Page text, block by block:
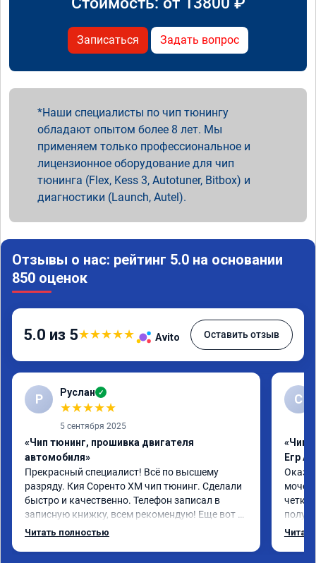
Записаться Задать вопрос
Наши специалисты по чип тюнингу
обладают опытом более 8 лет. Мы
применяем только профессиональное и
лицензионное оборудование для чип
тюнинга (Flex, Kess 3, Autotuner, Bitbox) и
диагностики (Launch, Autel).
Отзывы о нас: рейтинг 5.0 на основании
850 оценок
5.0 из 5★★★★★ Avito Оставить отзыв
Р Руслан ✓
★★★★★
5 сентября 2025
«Чип тюнинг, прошивка двигателя
автомобиля»
Прекрасный специалист! Всё по высшему
разряду. Кия Соренто XM чип тюнинг. Сделали
быстро и качественно. Телефон записал в
записную книжку, всем рекомендую! Еще вот
поеду в ближайшее дни брата Мазду 6 2016 год
Читать полностью
С
«Чип
Егр
четко.